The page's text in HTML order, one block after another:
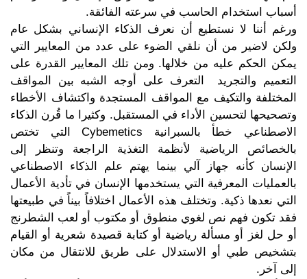
أسباب استخدام الحاسب في سرعته الفائقة.
ورغم أننا لا نستطيع أن نعرف الذكاء الإنساني بشكل عام
ولكن لاضير من أن نلقي الضوء على عدد من المعايير التي
يمكن الحكم عليه من خلالها. ومن تلك المعايير القدرة على
التعميم والتجريد التعرف على أوجه الشبه بين المواقف
المختلفة والتكيف مع المواقف المستجدة واكتشاف الأخطاء
وتصحيحها لتحسين الأداء في المستقبل. وكثيرا ما قُرن الذكاء
الاصطناعي خطأ بالسبرانية Cybemetics التي تختص
بالخصائص الرياضية لأنظمة التغذية الراجعة وتنظر إلى
الإنسان كأنه جهاز آلي بينما يهتم علم الذكاء الاصطناعي
بالعمليات المعرفية التي يستخدمها الإنسان في تأدية الأعمال
التي نعدها ذكية. وتختلف هذه الأعمال اختلافاً بيناً في طبيعتها
فقد تكون فهم نص لغوي منطوق أو مكتوب أو لعب الشطرنج
أو حل لغز أو مسألة رياضية أو كتابة قصيدة شعرية أو القيام
بتشخيص طبي أو الاستدلال على طريق للانتقال من مكان
إلى آخر.